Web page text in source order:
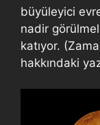
büyüleyici
nadir
katıyor.
hakkındaki